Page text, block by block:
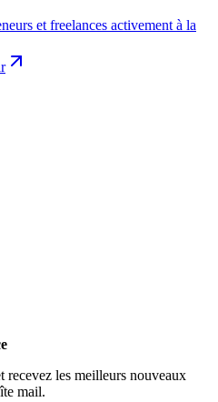
et freelances activement à la
recevez les meilleurs nouveaux
mail.